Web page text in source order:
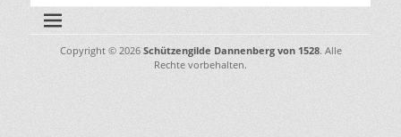
Copyright © 2026 Schützengilde Dannenberg von 1528. Alle
Rechte vorbehalten.